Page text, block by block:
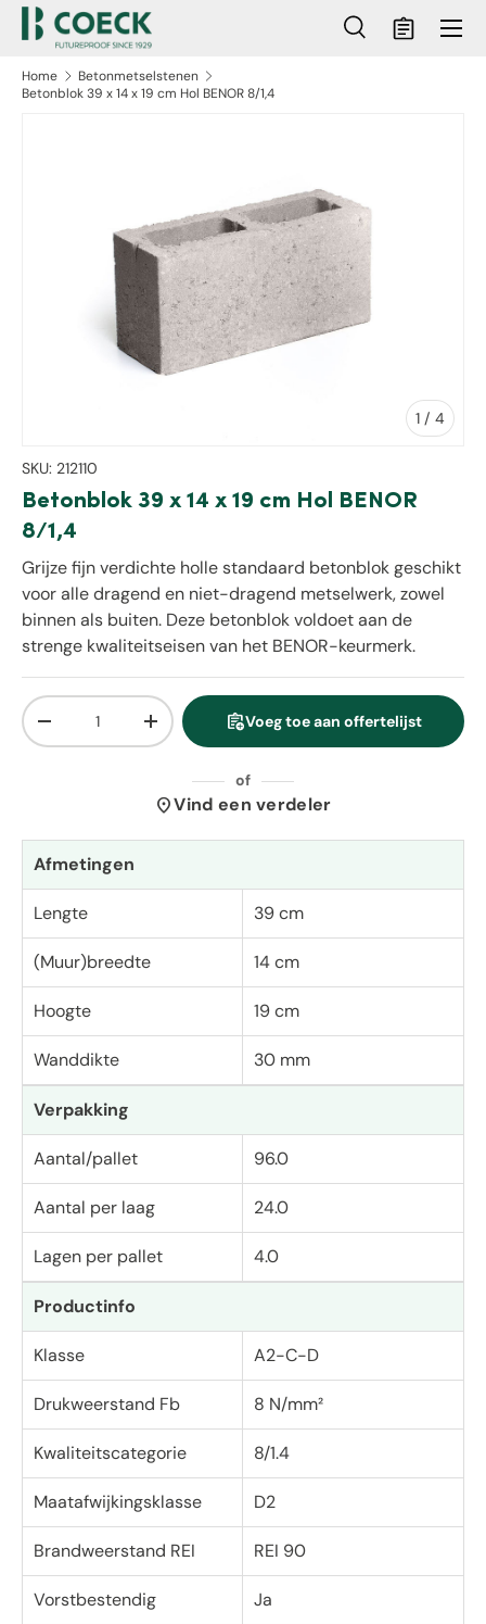
naar inhoud
Zoeken
ZoekenMandje
Menu
Home
Betonmetselstenen
Betonblok 39 x 14 x 19 cm Hol BENOR 8/1,4
1 / van
4
SKU: 212110
Betonblok 39 x 14 x 19 cm Hol BENOR
8/1,4
Grijze fijn verdichte holle standaard betonblok geschikt
voor alle dragend en niet-dragend metselwerk, zowel
binnen als buiten. Deze betonblok voldoet aan de
strenge kwaliteitseisen van het BENOR-keurmerk.
Aantal
Verlaag de hoeveelheidVerhoog de hoeveelheid
assignment_add Voeg toe aan offertelijst
of
location_onVind een verdeler
Afmetingen
Lengte 39 cm
(Muur)breedte 14 cm
Hoogte 19 cm
Wanddikte 30 mm
Verpakking
Aantal/pallet 96.0
Aantal per laag 24.0
Lagen per pallet 4.0
Productinfo
Klasse A2-C-D
Drukweerstand Fb 8 N/mm²
Kwaliteitscategorie 8/1.4
Maatafwijkingsklasse D2
Brandweerstand REI REI 90
Vorstbestendig Ja